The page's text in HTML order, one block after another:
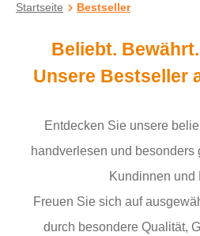
Startseite Bestseller
Beliebt.
Unsere Bestseller
Entdecken Sie unsere
handverlesen und besonders
Kundinnen und
Freuen Sie sich auf
durch besondere Qualität,